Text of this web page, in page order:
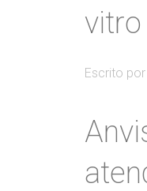
vitro
Escrito